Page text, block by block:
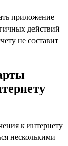
приложение
действий
не составит
к интернету
несколькими